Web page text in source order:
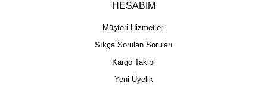
HESABIM
Müşteri Hizmetleri
Sıkça Sorulan Soruları
Kargo Takibi
Yeni Üyelik